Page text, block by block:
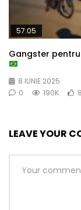
57:05
Gangster
8 IUNIE 2025
0
190K
LEAVE YOUR